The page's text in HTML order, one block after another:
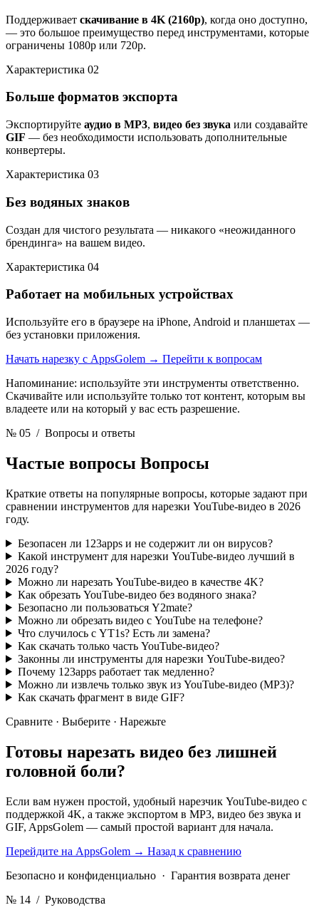
Поддерживает скачивание в 4K (2160p), когда оно доступно,
— это большое преимущество перед инструментами, которые
ограничены 1080p или 720p.
Характеристика 02
Больше форматов экспорта
Экспортируйте аудио в MP3, видео без звука или создавайте
GIF — без необходимости использовать дополнительные
конвертеры.
Характеристика 03
Без водяных знаков
Создан для чистого результата — никакого «неожиданного
брендинга» на вашем видео.
Характеристика 04
Работает на мобильных устройствах
Используйте его в браузере на iPhone, Android и планшетах —
без установки приложения.
Начать нарезку с AppsGolem → Перейти к вопросам
Напоминание: используйте эти инструменты ответственно.
Скачивайте или используйте только тот контент, которым вы
владеете или на который у вас есть разрешение.
№ 05 / Вопросы и ответы
Частые вопросы Вопросы
Краткие ответы на популярные вопросы, которые задают при
сравнении инструментов для нарезки YouTube-видео в 2026
году.
Безопасен ли 123apps и не содержит ли он вирусов?
Какой инструмент для нарезки YouTube-видео лучший в
2026 году?
Можно ли нарезать YouTube-видео в качестве 4K?
Как обрезать YouTube-видео без водяного знака?
Безопасно ли пользоваться Y2mate?
Можно ли обрезать видео с YouTube на телефоне?
Что случилось с YT1s? Есть ли замена?
Как скачать только часть YouTube-видео?
Законны ли инструменты для нарезки YouTube-видео?
Почему 123apps работает так медленно?
Можно ли извлечь только звук из YouTube-видео (MP3)?
Как скачать фрагмент в виде GIF?
Сравните · Выберите · Нарежьте
Готовы нарезать видео без лишней
головной боли?
Если вам нужен простой, удобный нарезчик YouTube-видео с
поддержкой 4K, а также экспортом в MP3, видео без звука и
GIF, AppsGolem — самый простой вариант для начала.
Перейдите на AppsGolem → Назад к сравнению
Безопасно и конфиденциально · Гарантия возврата денег
№ 14 / Руководства